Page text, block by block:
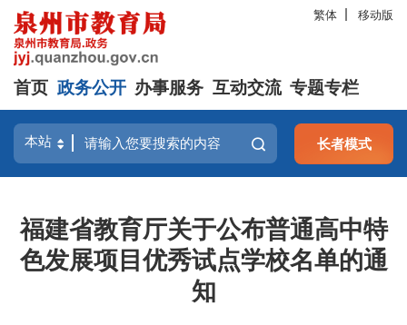
繁体 移动版
首页 政务公开 办事服务 互动交流 专题专栏
长者模式
福建省教育厅关于公布普通高中特
色发展项目优秀试点学校名单的通
知